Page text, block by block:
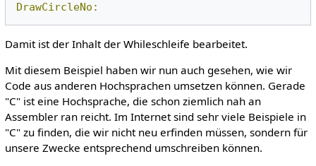
DrawCircleNo:
Damit ist der Inhalt der Whileschleife bearbeitet.
Mit diesem Beispiel haben wir nun auch gesehen, wie wir
Code aus anderen Hochsprachen umsetzen können. Gerade
"C" ist eine Hochsprache, die schon ziemlich nah an
Assembler ran reicht. Im Internet sind sehr viele Beispiele in
"C" zu finden, die wir nicht neu erfinden müssen, sondern für
unsere Zwecke entsprechend umschreiben können.